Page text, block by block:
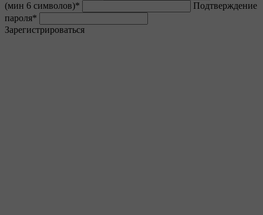
(мин 6 символов)*
Подтверждение
пароля*
Зарегистрироваться